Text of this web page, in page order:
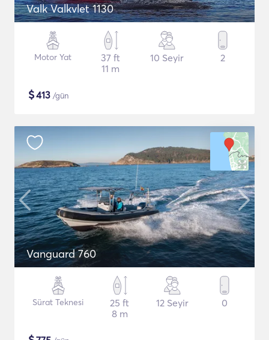
Valk Valkvlet 1130
Motor Yat
37 ft
11 m
10 Seyir 2
$413 /gün
Vanguard 760
Sürat Teknesi
25 ft
8 m
12 Seyir 0